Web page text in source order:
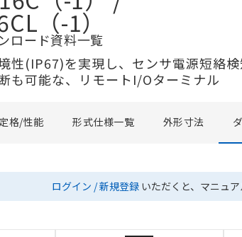
（-1）
ロード資料一覧
性(IP67)を実現し、センサ電源短絡
も可能な、リモートI/Oターミナル
定格/性能 形式仕様一覧 外形寸法
ログイン / 新規登録 いただくと、マニュ